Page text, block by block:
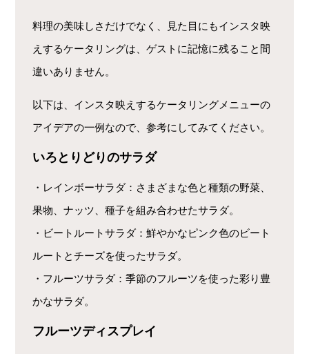
料理の美味しさだけでなく、見た目にもインスタ映
えするケータリングは、ゲストに記憶に残ること間
違いありません。
以下は、インスタ映えするケータリングメニューの
アイデアの一例なので、参考にしてみてください。
いろとりどりのサラダ
・レインボーサラダ：さまざまな色と種類の野菜、
果物、ナッツ、種子を組み合わせたサラダ。
・ビートルートサラダ：鮮やかなピンク色のビート
ルートとチーズを使ったサラダ。
・フルーツサラダ：季節のフルーツを使った彩り豊
かなサラダ。
フルーツディスプレイ